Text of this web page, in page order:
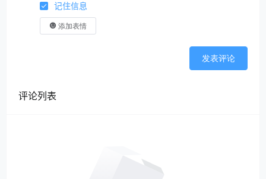
记住信息
添加表情
发表评论
评论列表